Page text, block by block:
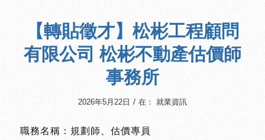
【轉貼徵才】松彬工程顧問
有限公司 松彬不動產估價師
事務所
2026年5月22日 / 在： 就業資訊
職務名稱：規劃師、估價專員